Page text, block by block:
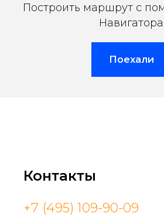
Построить маршрут с
Навигатора
Поехали
Контакты
+7 (495) 109-90-09